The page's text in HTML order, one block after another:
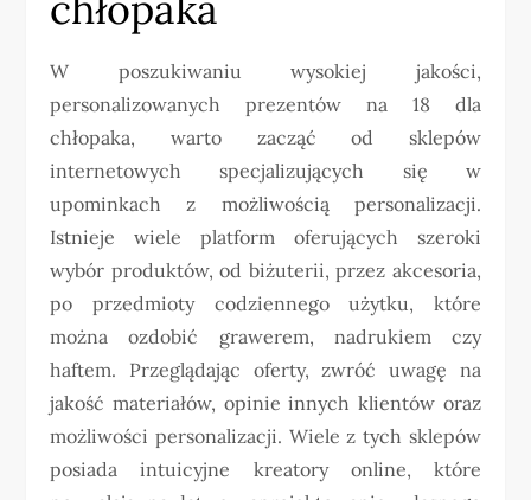
W poszukiwaniu wysokiej jakości,
personalizowanych prezentów na 18 dla
chłopaka, warto zacząć od sklepów
internetowych specjalizujących się w
upominkach z możliwością personalizacji.
Istnieje wiele platform oferujących szeroki
wybór produktów, od biżuterii, przez akcesoria,
po przedmioty codziennego użytku, które
można ozdobić grawerem, nadrukiem czy
haftem. Przeglądając oferty, zwróć uwagę na
jakość materiałów, opinie innych klientów oraz
możliwości personalizacji. Wiele z tych sklepów
posiada intuicyjne kreatory online, które